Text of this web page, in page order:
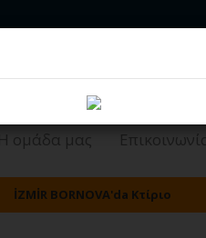
Η ομάδα μας Επικοινωνία
İZMİR BORNOVA'da Κτίριο